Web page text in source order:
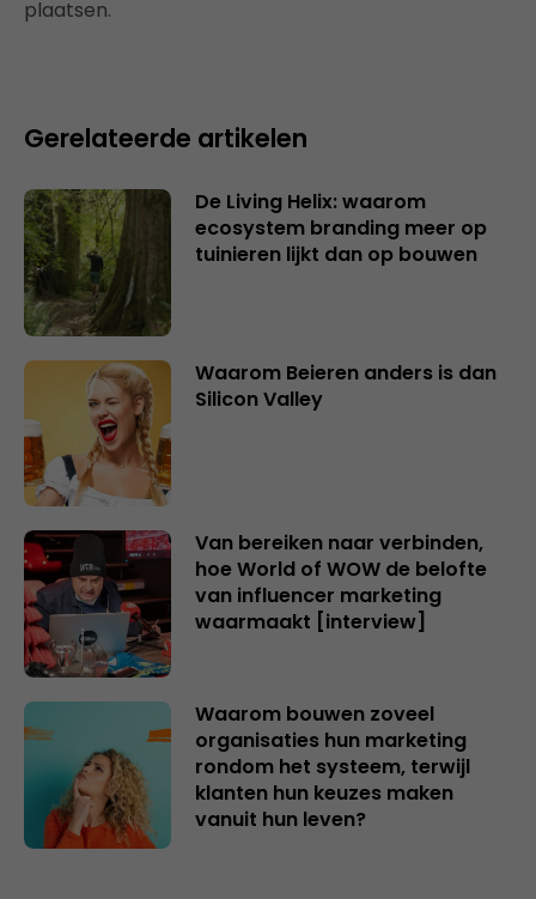
plaatsen.
Gerelateerde artikelen
De Living Helix: waarom
ecosystem branding meer op
tuinieren lijkt dan op bouwen
Waarom Beieren anders is dan
Silicon Valley
Van bereiken naar verbinden,
hoe World of WOW de belofte
van influencer marketing
waarmaakt [interview]
Waarom bouwen zoveel
organisaties hun marketing
rondom het systeem, terwijl
klanten hun keuzes maken
vanuit hun leven?